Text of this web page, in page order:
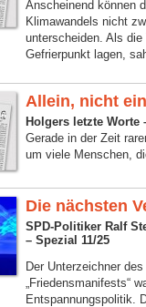
Anscheinend können
Klimawandels nicht
unterscheiden. Als die
Gefrierpunkt lagen,
Allein, nicht
Holgers letzte Worte
Gerade in der Zeit
um viele Menschen,
Die nächsten
SPD-Politiker Ralf
– Spezial 11/25
Der Unterzeichner
„Friedensmanifests“
Entspannungspolitik.